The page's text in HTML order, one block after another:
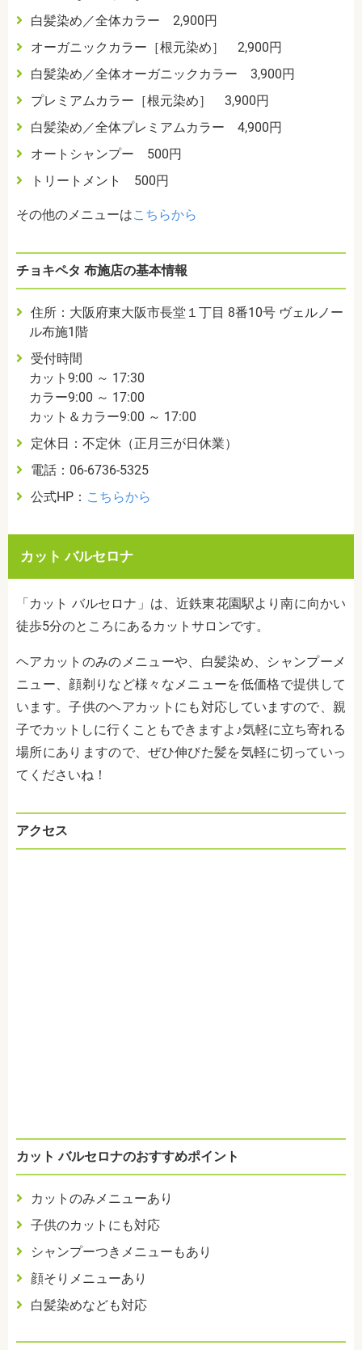
白髪染め／全体カラー 2,900円
オーガニックカラー［根元染め］ 2,900円
白髪染め／全体オーガニックカラー 3,900円
プレミアムカラー［根元染め］
3,900円
白髪染め／全体プレミアムカラー 4,900円
オートシャンプー 500円
トリートメント 500円
その他のメニューはこちらから
チョキペタ 布施店の基本情報
住所：大阪府東大阪市長堂１丁目 8番10号 ヴェルノー
ル布施1階
受付時間
カット9:00 ～ 17:30
カラー9:00 ～ 17:00
カット＆カラー9:00 ～ 17:00
定休日：不定休（正月三が日休業）
電話：06-6736-5325
公式HP： こちらから
カット バルセロナ
「カット バルセロナ」は、近鉄東花園駅より南に向かい
徒歩5分のところにあるカットサロンです。
ヘアカットのみのメニューや、白髪染め、シャンプーメ
ニュー、顔剃りなど様々なメニューを低価格で提供して
います。子供のヘアカットにも対応していますので、親
子でカットしに行くこともできますよ♪気軽に立ち寄れる
場所にありますので、ぜひ伸びた髪を気軽に切っていっ
てくださいね！
アクセス
カット バルセロナのおすすめポイント
カットのみメニューあり
子供のカットにも対応
シャンプーつきメニューもあり
顔そりメニューあり
白髪染めなども対応